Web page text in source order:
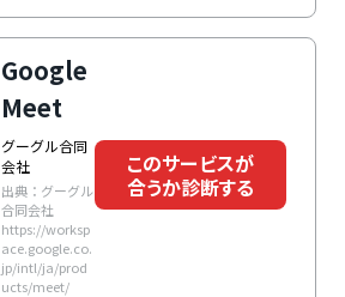
Google
Meet
グーグル合同
会社
出典：グーグル
合同会社
https://worksp
ace.google.co.
jp/intl/ja/prod
ucts/meet/
このサービスが
合うか診断する